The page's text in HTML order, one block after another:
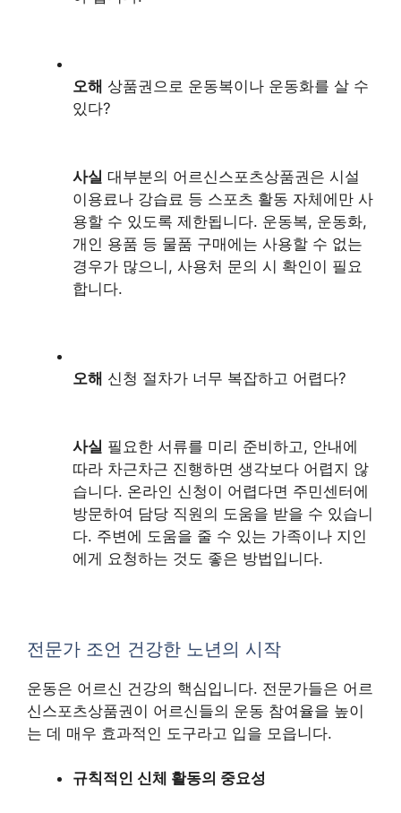
오해 상품권으로 운동복이나 운동화를 살 수
있다?
사실 대부분의 어르신스포츠상품권은 시설
이용료나 강습료 등 스포츠 활동 자체에만 사
용할 수 있도록 제한됩니다. 운동복, 운동화,
개인 용품 등 물품 구매에는 사용할 수 없는
경우가 많으니, 사용처 문의 시 확인이 필요
합니다.
오해 신청 절차가 너무 복잡하고 어렵다?
사실 필요한 서류를 미리 준비하고, 안내에
따라 차근차근 진행하면 생각보다 어렵지 않
습니다. 온라인 신청이 어렵다면 주민센터에
방문하여 담당 직원의 도움을 받을 수 있습니
다. 주변에 도움을 줄 수 있는 가족이나 지인
에게 요청하는 것도 좋은 방법입니다.
전문가 조언 건강한 노년의 시작
운동은 어르신 건강의 핵심입니다. 전문가들은 어르
신스포츠상품권이 어르신들의 운동 참여율을 높이
는 데 매우 효과적인 도구라고 입을 모읍니다.
규칙적인 신체 활동의 중요성